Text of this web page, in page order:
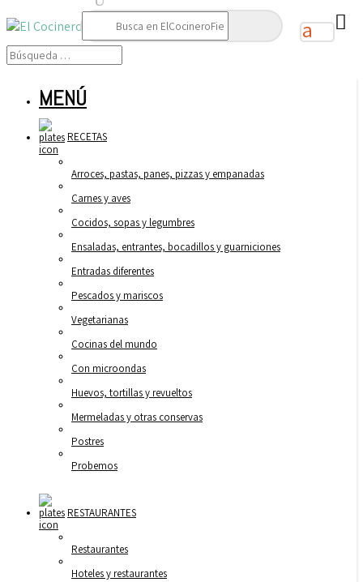
Buscar:
MENÚ
RECETAS
Arroces, pastas, panes, pizzas y empanadas
Carnes y aves
Cocidos, sopas y legumbres
Ensaladas, entrantes, bocadillos y guarniciones
Entradas diferentes
Pescados y mariscos
Vegetarianas
Cocinas del mundo
Con microondas
Huevos, tortillas y revueltos
Mermeladas y otras conservas
Postres
Probemos
RESTAURANTES
Restaurantes
Hoteles y restaurantes